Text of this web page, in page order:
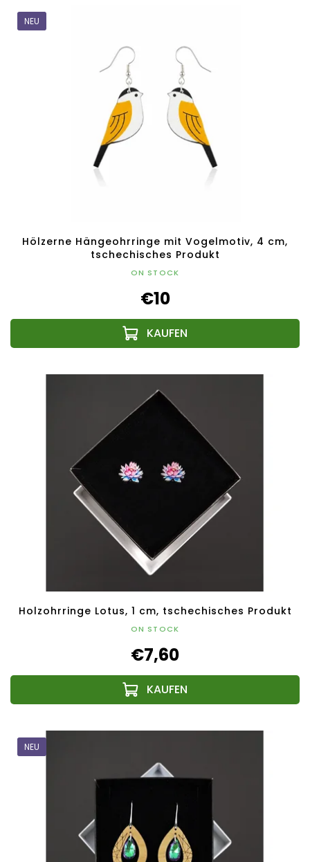
NEU
Hölzerne Hängeohrringe mit Vogelmotiv, 4 cm,
tschechisches Produkt
ON STOCK
€10
Holzohrringe Lotus, 1 cm, tschechisches Produkt
ON STOCK
€7,60
NEU